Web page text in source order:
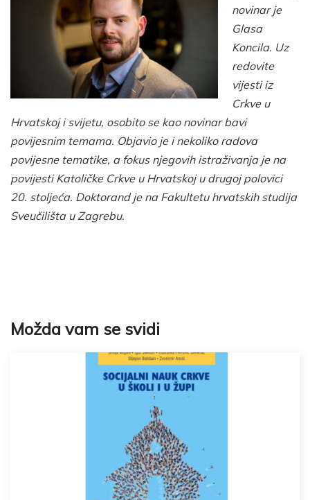
novinar je
Glasa
Koncila. Uz
redovite
vijesti iz
Crkve u
Hrvatskoj i svijetu, osobito se kao novinar bavi
povijesnim temama. Objavio je i nekoliko radova
povijesne tematike, a fokus njegovih istraživanja je na
povijesti Katoličke Crkve u Hrvatskoj u drugoj polovici
20. stoljeća. Doktorand je na Fakultetu hrvatskih studija
Sveučilišta u Zagrebu.
Možda vam se svidi